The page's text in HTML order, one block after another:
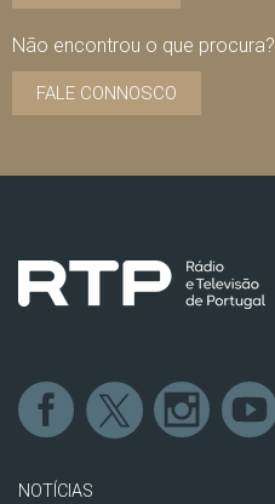
Não encontrou o que procura?
FALE CONNOSCO
NOTÍCIAS